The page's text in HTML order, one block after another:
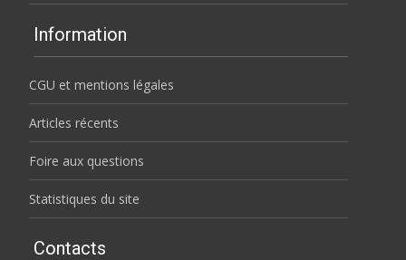
Information
CGU et mentions légales
Articles récents
Foire aux questions
Statistiques du site
Contacts